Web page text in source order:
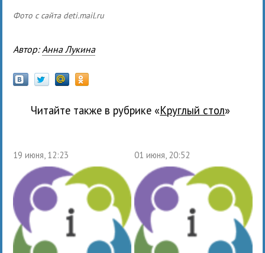
Фото с сайта deti.mail.ru
Автор: Анна Лукина
Читайте также в рубрике « Круглый стол»
19 июня, 12:23 01 июня, 20:52